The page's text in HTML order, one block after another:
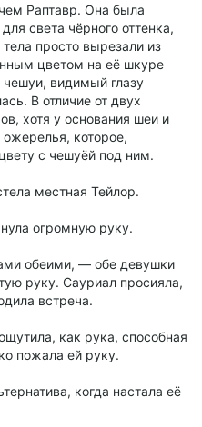
Раптавр. Она была
света чёрного оттенка,
просто вырезали из
цветом на её шкуре
видимый глазу
В отличие от двух
хотя у основания шеи и
которое,
с чешуёй под ним.
местная Тейлор.
огромную руку.
обеими, — обе девушки
руку. Сауриал просияла,
встреча.
как рука, способная
пожала ей руку.
когда настала её